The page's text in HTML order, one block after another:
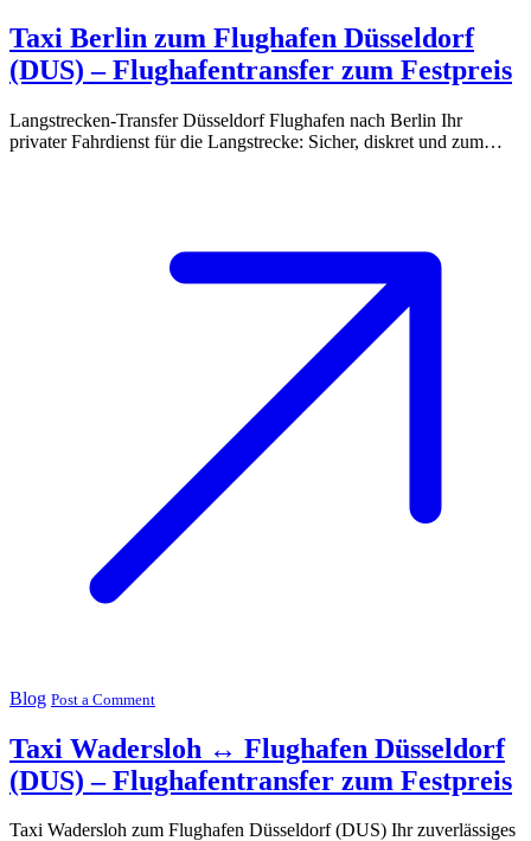
Taxi Berlin zum Flughafen Düsseldorf
(DUS) – Flughafentransfer zum Festpreis
Langstrecken-Transfer Düsseldorf Flughafen nach Berlin Ihr
privater Fahrdienst für die Langstrecke: Sicher, diskret und zum…
Blog Post a Comment
Taxi Wadersloh ↔ Flughafen Düsseldorf
(DUS) – Flughafentransfer zum Festpreis
Taxi Wadersloh zum Flughafen Düsseldorf (DUS) Ihr zuverlässiges